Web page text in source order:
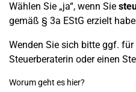
Wählen Sie „ja“, wenn Sie
gemäß § 3a EStG erzielt
Wenden Sie sich bitte ggf.
Steuerberaterin oder einen
Worum geht es hier?